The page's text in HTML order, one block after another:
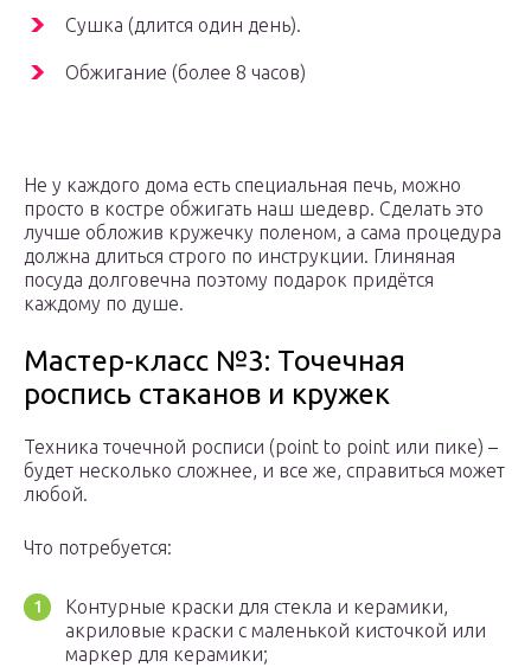
Сушка (длится один день).
Обжигание (более 8 часов)
Не у каждого дома есть специальная печь, можно
просто в костре обжигать наш шедевр. Сделать это
лучше обложив кружечку поленом, а сама процедура
должна длиться строго по инструкции. Глиняная
посуда долговечна поэтому подарок придётся
каждому по душе.
Мастер-класс №3: Точечная
роспись стаканов и кружек
Техника точечной росписи (point to point или пике) –
будет несколько сложнее, и все же, справиться может
любой.
Что потребуется:
Контурные краски для стекла и керамики,
акриловые краски с маленькой кисточкой или
маркер для керамики;